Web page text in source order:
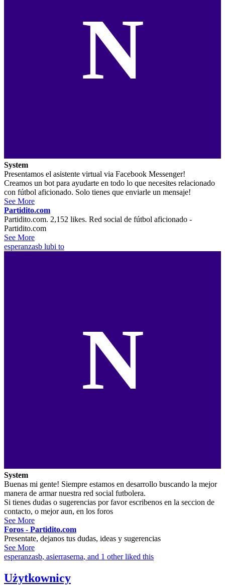
N
System
Presentamos el asistente virtual via Facebook Messenger!
Creamos un bot para ayudarte en todo lo que necesites relacionado
con fútbol aficionado. Solo tienes que enviarle un mensaje!
See More
Partidito.com
Partidito.com. 2,152 likes. Red social de fútbol aficionado -
Partidito.com
See More
esperanzasb lubi to
N
System
Buenas mi gente! Siempre estamos en desarrollo buscando la mejor
manera de armar nuestra red social futbolera.
Si tienes dudas o sugerencias por favor escribenos en la seccion de
contacto, o mejor aun, en los foros
See More
Foros - Partidito.com
Presentate, dejanos tus dudas, ideas y sugerencias
See More
esperanzasb, asierraserna, and 1 other liked this
Użytkownicy